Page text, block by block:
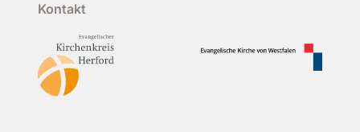
Kontakt